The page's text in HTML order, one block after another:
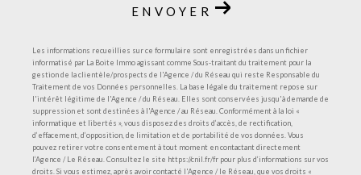
ENVOYER
Les informations recueillies sur ce formulaire sont enregistrées dans un fichier
informatisé par La Boite Immo agissant comme Sous-traitant du traitement pour la
gestion de la clientèle/prospects de l'Agence / du Réseau qui reste Responsable du
Traitement de vos Données personnelles. La base légale du traitement repose sur
l'intérêt légitime de l'Agence / du Réseau. Elles sont conservées jusqu'à demande de
suppression et sont destinées à l'Agence / au Réseau. Conformément à la loi «
informatique et libertés », vous disposez des droits d’accès, de rectification,
d’effacement, d’opposition, de limitation et de portabilité de vos données. Vous
pouvez retirer votre consentement à tout moment en contactant directement
l’Agence / Le Réseau. Consultez le site https://cnil.fr/fr pour plus d’informations sur vos
droits. Si vous estimez, après avoir contacté l'Agence / le Réseau, que vos droits «